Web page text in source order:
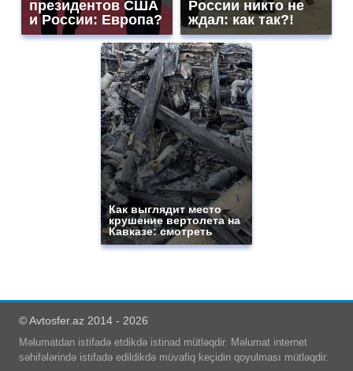
президентов США
и России: Европа?
России никто не
ждал: как так?!
Как выглядит место
крушение вертолета на
Кавказе: смотреть
© Avtosfer.az 2014 - 2026
Məlumatdan istifadə etdikdə istinad mütləqdir. Məlumat internet
səhifələrində istifadə edildikdə müvafiq keçidin qoyulması mütləqdir.